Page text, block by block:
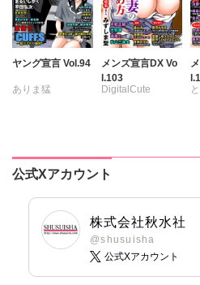
相田早智子
知葉サナガ
望月蜜桃
妹尾美穂
五珠
知葉サナガ
望月蜜桃
妹尾美穂
蜜蜂アヤ
春時雨よわ
ヤング宣言 Vol.94
ありま猛
池田文春
東條仁
白虎丸 粕谷秀夫
葉月かずお
平田弘次
メンズ宣言DX Vo
l.103
DigitalCute
大和香
滝恵介
葉月かずお
杏咲モラル
公式Xアカウント
株式会社秋水社
@shusuisha
公式Xアカウント